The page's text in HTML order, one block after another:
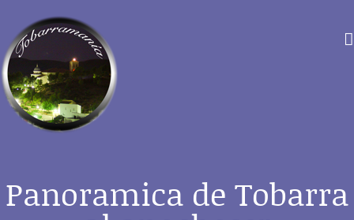
contenido
Panoramica de Tobarra